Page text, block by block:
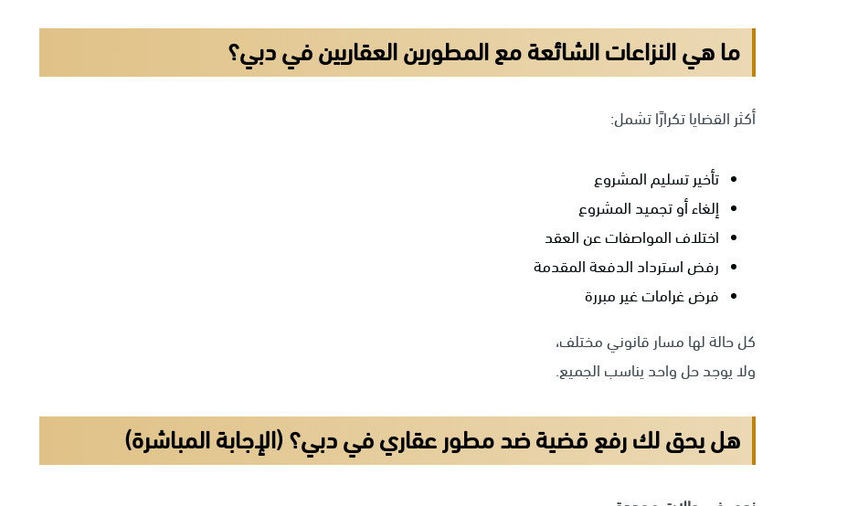
ما هي النزاعات الشائعة مع المطورين العقاريين في دبي؟
أكثر القضايا تكرارًا تشمل:
تأخير تسليم المشروع
إلغاء أو تجميد المشروع
اختلاف المواصفات عن العقد
رفض استرداد الدفعة المقدمة
فرض غرامات غير مبررة
كل حالة لها مسار قانوني مختلف،
ولا يوجد حل واحد يناسب الجميع.
هل يحق لك رفع قضية ضد مطور عقاري في دبي؟ (الإجابة المباشرة)